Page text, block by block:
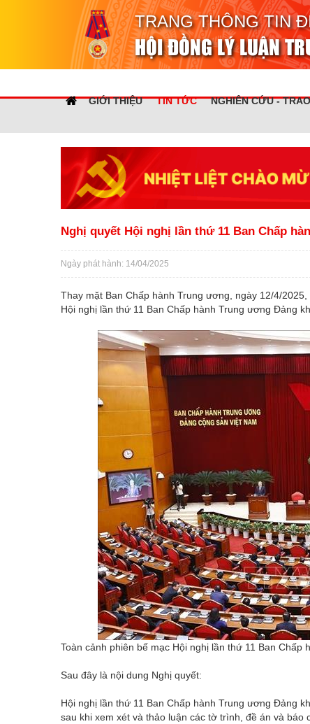
TRANG THÔNG TIN
HỘI ĐỒNG LÝ LUẬN
GIỚI THIỆU TIN TỨC NGHIÊN CỨU -
Nghị quyết Hội nghị lần thứ 11 Ban Chấp
Ngày phát hành: 14/04/2025
Thay mặt Ban Chấp hành Trung ương, ngày 12/4/
Hội nghị lần thứ 11 Ban Chấp hành Trung ương Đảng
Toàn cảnh phiên bế mạc Hội nghị lần thứ 11 Ban
Sau đây là nội dung Nghị quyết:
Hội nghị lần thứ 11 Ban Chấp hành Trung ương Đảng
sau khi xem xét và thảo luận các tờ trình, đề án và